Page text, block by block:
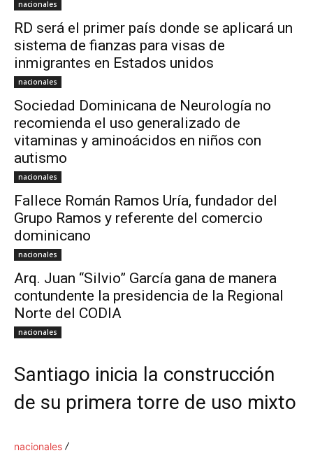
nacionales
RD será el primer país donde se aplicará un
sistema de fianzas para visas de
inmigrantes en Estados unidos
nacionales
Sociedad Dominicana de Neurología no
recomienda el uso generalizado de
vitaminas y aminoácidos en niños con
autismo
nacionales
Fallece Román Ramos Uría, fundador del
Grupo Ramos y referente del comercio
dominicano
nacionales
Arq. Juan “Silvio” García gana de manera
contundente la presidencia de la Regional
Norte del CODIA
nacionales
Santiago inicia la construcción
de su primera torre de uso mixto
nacionales